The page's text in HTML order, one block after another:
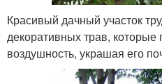
Красивый дачный участок
декоративных трав, которые
воздушность, украшая его